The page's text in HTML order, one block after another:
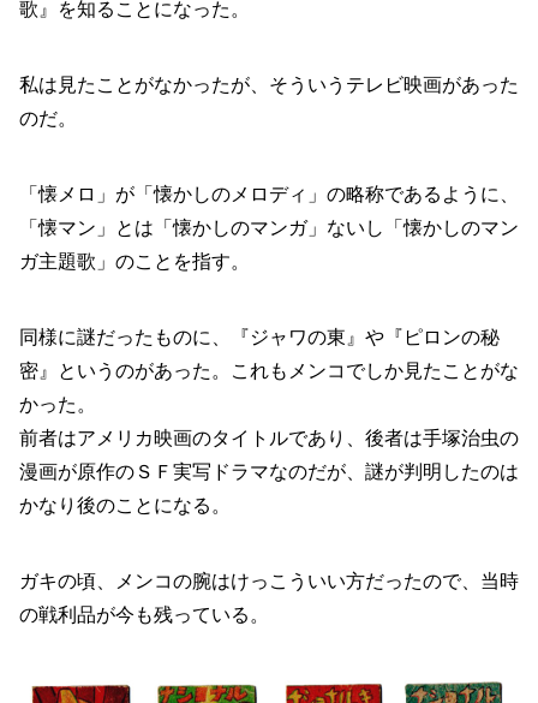
歌』を知ることになった。
私は見たことがなかったが、そういうテレビ映画があった
のだ。
「懐メロ」が「懐かしのメロディ」の略称であるように、
「懐マン」とは「懐かしのマンガ」ないし「懐かしのマン
ガ主題歌」のことを指す。
同様に謎だったものに、『ジャワの東』や『ピロンの秘
密』というのがあった。これもメンコでしか見たことがな
かった。
前者はアメリカ映画のタイトルであり、後者は手塚治虫の
漫画が原作のＳＦ実写ドラマなのだが、謎が判明したのは
かなり後のことになる。
ガキの頃、メンコの腕はけっこういい方だったので、当時
の戦利品が今も残っている。